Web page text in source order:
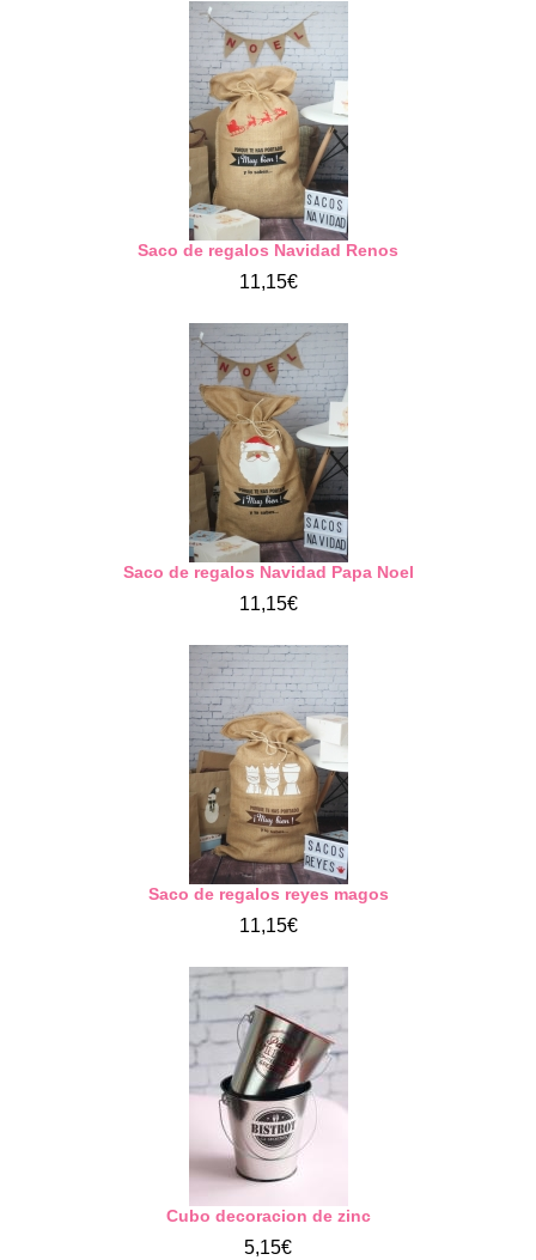
Saco de regalos Navidad Renos
11,15€
Saco de regalos Navidad Papa Noel
11,15€
Saco de regalos reyes magos
11,15€
Cubo decoracion de zinc
5,15€